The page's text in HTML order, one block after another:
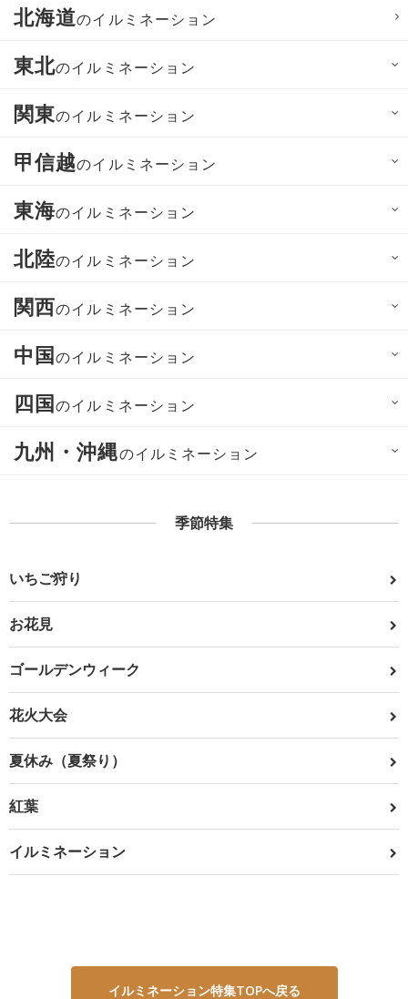
北海道のイルミネーション
東北のイルミネーション
関東のイルミネーション
甲信越のイルミネーション
東海のイルミネーション
北陸のイルミネーション
関西のイルミネーション
中国のイルミネーション
四国のイルミネーション
九州・沖縄のイルミネーション
季節特集
いちご狩り
お花見
ゴールデンウィーク
花火大会
夏休み（夏祭り）
紅葉
イルミネーション
イルミネーション特集TOPへ戻る